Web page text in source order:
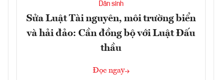
Dân sinh
Sửa Luật Tài nguyên, môi trường biển
và hải đảo: Cần đồng bộ với Luật Đấu
thầu
Đọc ngay